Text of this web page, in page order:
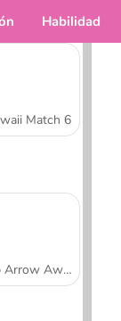
Habilidad
Match 6
Tap Arrow Away